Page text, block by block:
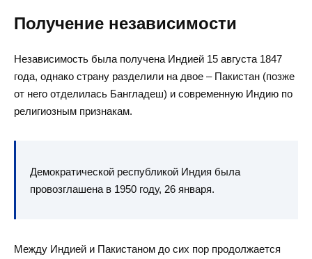
Получение независимости
Независимость была получена Индией 15 августа 1847
года, однако страну разделили на двое – Пакистан (позже
от него отделилась Бангладеш) и современную Индию по
религиозным признакам.
Демократической республикой Индия была
провозглашена в 1950 году, 26 января.
Между Индией и Пакистаном до сих пор продолжается